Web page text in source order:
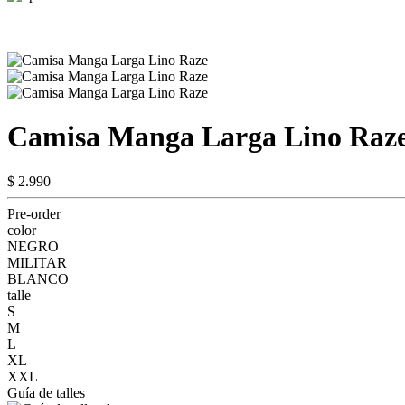
Camisa Manga Larga Lino
$ 2.990
Pre-order
color
NEGRO
MILITAR
BLANCO
talle
S
M
L
XL
XXL
Guía de talles